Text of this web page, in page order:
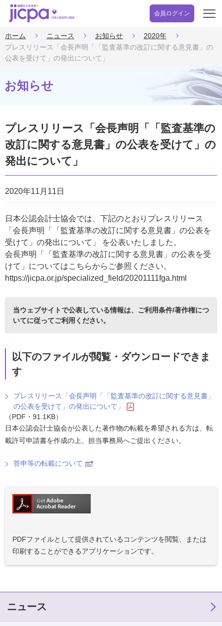
会員ログイン
開
ホーム ニュース お知らせ
2020年
プレスリリース「会長声明「「監査基準の改訂に関する意見書」の
公表を受けて」の発出について」
お知らせ
プレスリリース「会長声明「「監査基準の
改訂に関する意見書」の公表を受けて」の
発出について」
2020年11月11日
日本公認会計士協会では、下記のとおりプレスリリース
「会長声明「「監査基準の改訂に関する意見書」の公表を
受けて」の発出について」 を公表いたしました。
会長声明「「監査基準の改訂に関する意見書」の公表を受
けて」についてはこちらからご参照ください。
https://jicpa.or.jp/specialized_field/20201111fga.html
当ウェブサイトで公表している情報は、 ご利用条件/著作権につ
いてに従ってご利用ください。
以下のファイルが閲覧・ダウンロードできま
す
プレスリリース「会長声明「「監査基準の改訂に関する意見書」
の公表を受けて」の発出について」
（PDF・91.1KB）
日本公認会計士協会が公表した著作物の転載を希望される方は、転
載許可申請書を作成の上、担当事務局へご提出ください。
答申等の転載について
PDFファイルとして提供されているコンテンツを閲覧、または
印刷することができるアプリケーションです。
ニュース